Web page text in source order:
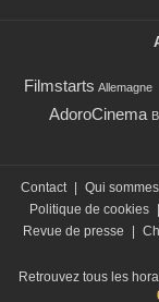
Filmstarts Allemagne
AdoroCinema
Contact | Qui
Politique de cookies |
Revue de presse
|
Retrouvez tous les